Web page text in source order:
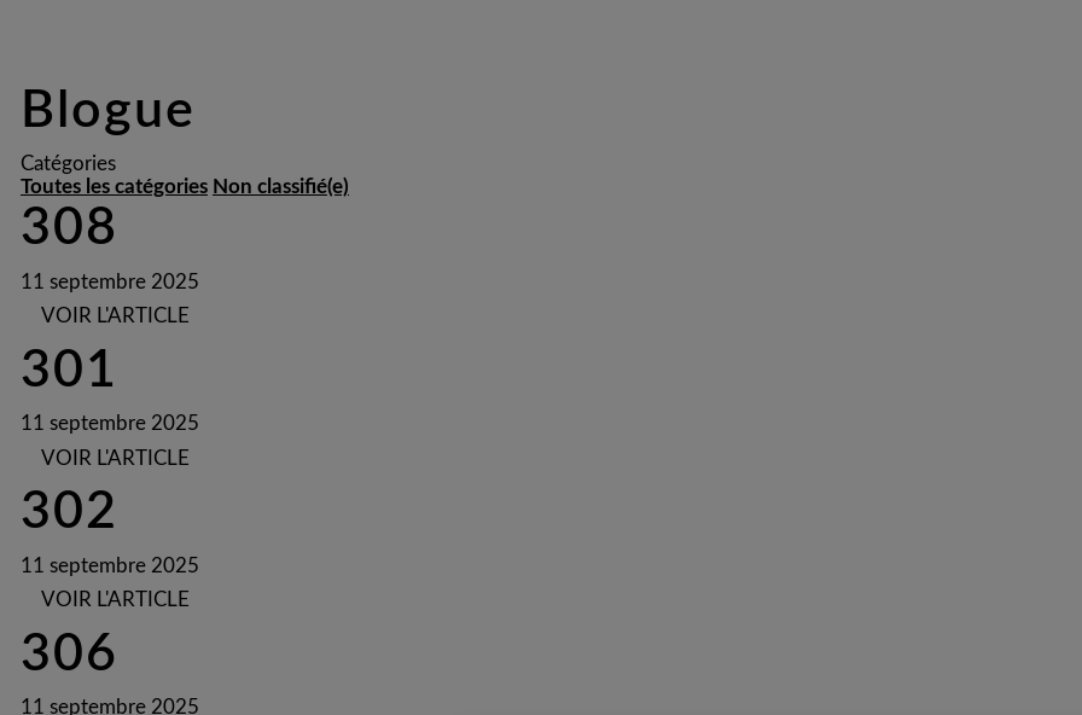
Blogue
Catégories
Toutes les catégories Non classifié(e)
308
11 septembre 2025
VOIR L'ARTICLE
301
11 septembre 2025
VOIR L'ARTICLE
302
11 septembre 2025
VOIR L'ARTICLE
306
11 septembre 2025